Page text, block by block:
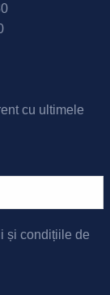
cu ultimele
și condițiile de